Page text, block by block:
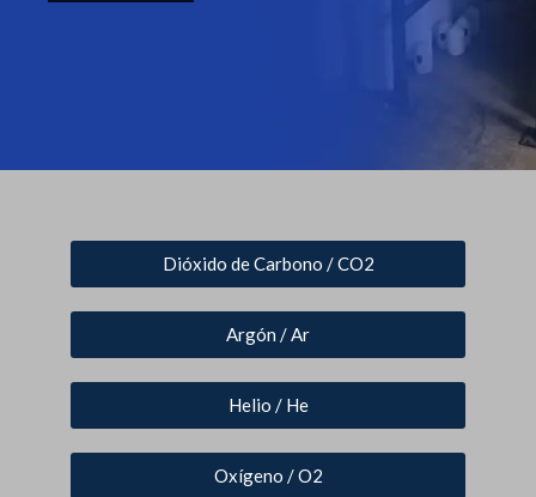
Dióxido de Carbono / CO2
Argón / Ar
Helio / He
Oxígeno / O2